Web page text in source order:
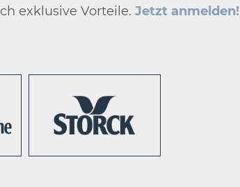
exklusive Vorteile.Jetzt anmelden!